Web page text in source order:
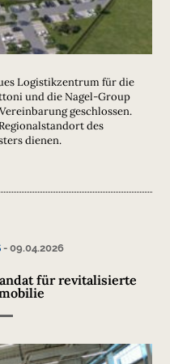
Logistikzentrum für die
und die Nagel-Group
geschlossen.
des
dienen.
- 09.04.2026
für revitalisierte